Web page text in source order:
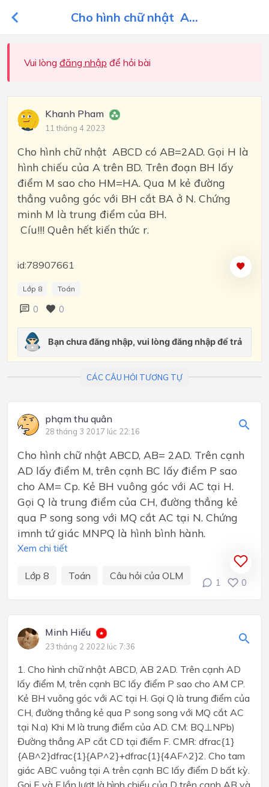
Cho hình chữ nhật A...
Vui lòng đăng nhập để hỏi bài
Khanh Pham
11 tháng 4 2023
Cho hình chữ nhật ABCD có AB=2AD. Gọi H là
hình chiếu của A trên BD. Trên đoạn BH lấy
điểm M sao cho HM=HA. Qua M kẻ đường
thẳng vuông góc với BH cắt BA ở N. Chứng
minh M là trung điểm của BH.
Cíu!!! Quên hết kiến thức r.
id:78907661
Lớp 8 Toán
0 0
CÁC CÂU HỎI TƯƠNG TỰ
phạm thu quân
28 tháng 3 2017 lúc 22:16
Cho hình chữ nhật ABCD, AB= 2AD. Trên cạnh
AD lấy điểm M, trên cạnh BC lấy điểm P sao
cho AM= Cp. Kẻ BH vuông góc với AC tại H.
Gọi Q là trung điểm của CH, đường thẳng kẻ
qua P song song với MQ cắt AC tại N. Chứng
imnh tứ giác MNPQ là hình bình hành.
Xem chi tiết
Lớp 8 Toán Câu hỏi của OLM
1 0
Minh Hiếu
23 tháng 2 2022 lúc 7:36
1. Cho hình chữ nhật ABCD, AB 2AD. Trên cạnh AD
lấy điểm M, trên cạnh BC lấy điểm P sao cho AM CP.
Kẻ BH vuông góc với AC tại H. Gọi Q là trung điểm của
CH, đường thẳng kẻ qua P song song với MQ cắt AC
tại N.a) Khi M là trung điểm của AD. CM: BQ⊥NPb)
Đường thẳng AP cắt CD tại điểm F. CMR: dfrac{1}
{AB^2}dfrac{1}{AP^2}+dfrac{1}{4AF^2}2. Cho tam
giác ABC vuông tại A trên cạnh BC lấy điểm D bất kỳ.
Gọi E và F lần lượt là hình chiếu của D trên cạnh AB và